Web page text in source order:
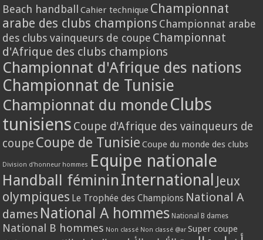
Beach handball Cahier technique Championnat
arabe des clubs champions Championnat arabe
des clubs vainqueurs de coupe Championnat
d'Afrique des clubs champions
Championnat d'Afrique des nations
Championnat de Tunisie
Championnat du monde Clubs
tunisiens Coupe d'Afrique des vainqueurs de
coupe Coupe de Tunisie Coupe du monde des clubs
Division d'honneur hommes Equipe nationale
Handball féminin International Jeux
olympiques Le Trophée des Champions National A
dames National A hommes National B dames
National B hommes Non classé Non classé @ar Super coupe